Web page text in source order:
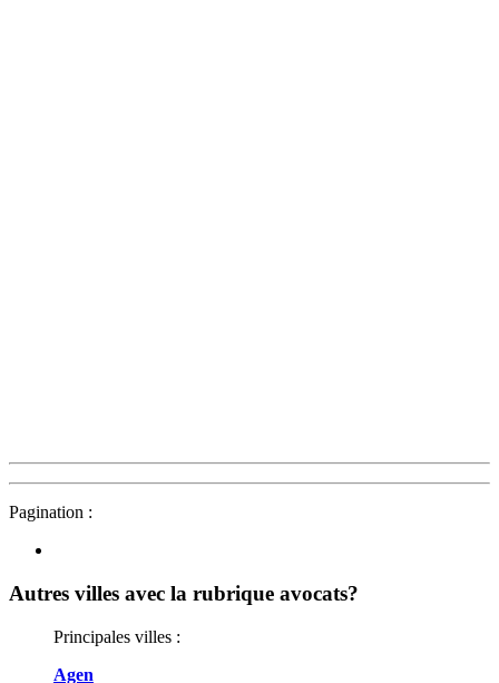
Pagination :
Autres villes avec la rubrique avocats?
Principales villes :
Agen